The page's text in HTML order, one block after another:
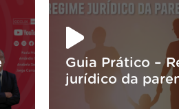
Guia Prático –
jurídico da